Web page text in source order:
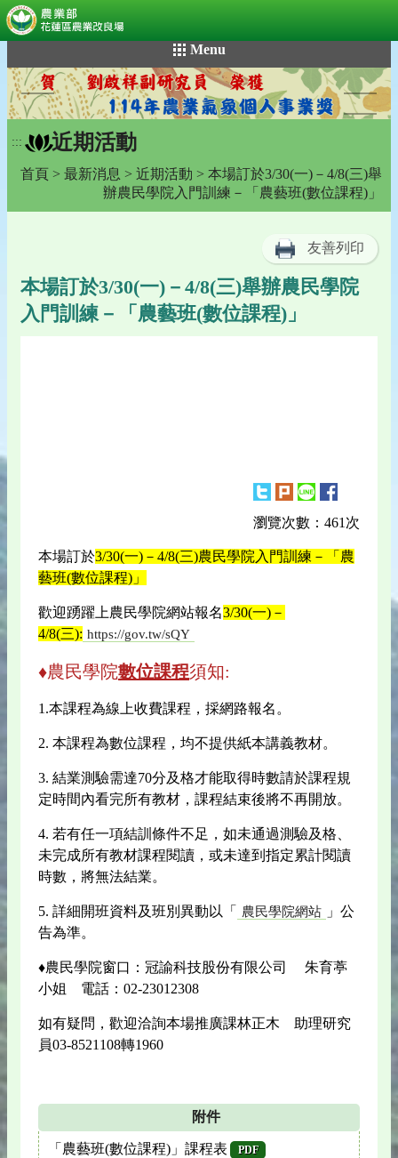
到
主
要
內
容
Menu
::: 近期活動
首頁 > 最新消息 > 近期活動 > 本場訂於3/30(一)－4/8(三)舉
辦農民學院入門訓練－「農藝班(數位課程)」
友善列印
本場訂於3/30(一)－4/8(三)舉辦農民學院
入門訓練－「農藝班(數位課程)」
瀏覽次數：461次
本場訂於3/30(一)－4/8(三)農民學院入門訓練－「農
藝班(數位課程)」
歡迎踴躍上農民學院網站報名3/30(一)－
4/8(三): https://gov.tw/sQY
♦農民學院數位課程須知:
1.本課程為線上收費課程，採網路報名。
2. 本課程為數位課程，均不提供紙本講義教材。
3. 結業測驗需達70分及格才能取得時數請於課程規
定時間內看完所有教材，課程結束後將不再開放。
4. 若有任一項結訓條件不足，如未通過測驗及格、
未完成所有教材課程閱讀，或未達到指定累計閱讀
時數，將無法結業。
5. 詳細開班資料及班別異動以「 農民學院網站
」公
告為準。
♦農民學院窗口：冠諭科技股份有限公司 朱育葶
小姐 電話：02-23012308
如有疑問，歡迎洽詢本場推廣課林正木 助理研究
員03-8521108轉1960
附件
「農藝班(數位課程)」課程表 PDF